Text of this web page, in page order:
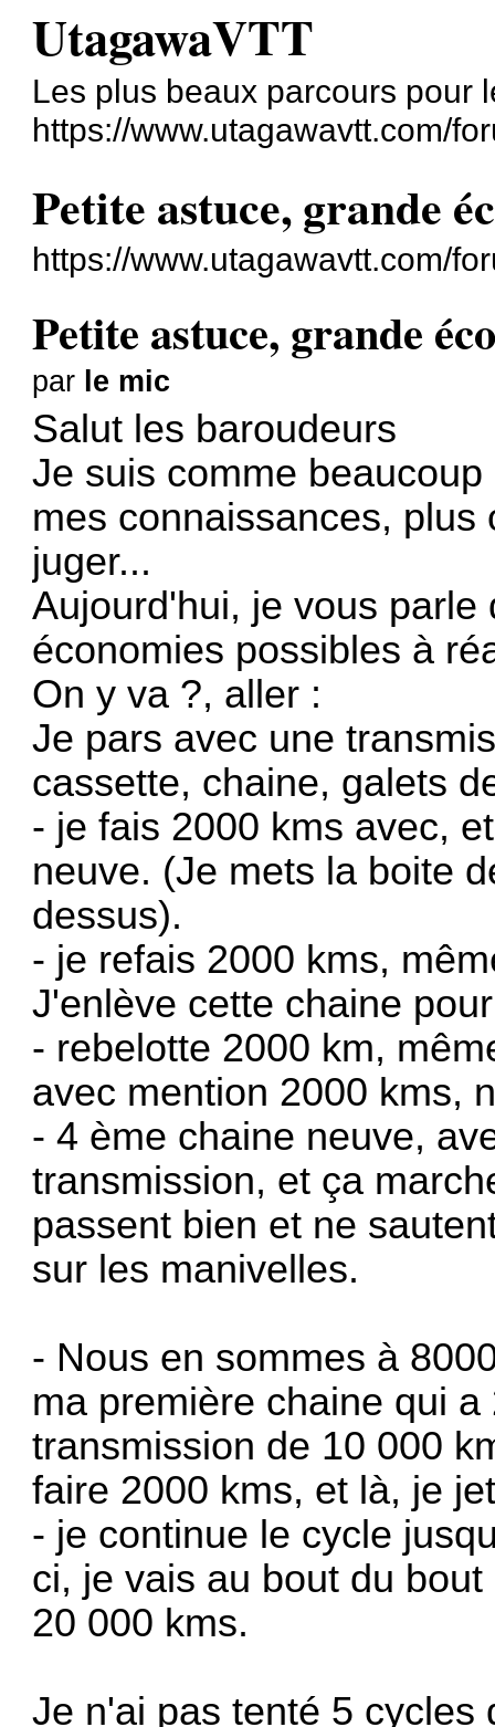
UtagawaVTT
Les plus beaux parcours pour
https://www.utagawavtt.com/
Petite astuce, grande
https://www.utagawavtt.com/
Petite astuce, grande
par le mic
Salut les baroudeurs
Je suis comme
mes connaissances,
juger...
Aujourd'hui, je vous
économies possibles à
On y va ?, aller :
Je pars avec une
cassette, chaine, galets
- je fais 2000 kms avec,
neuve. (Je mets la boite
dessus).
- je refais 2000 kms,
J'enlève cette chaine
- rebelotte 2000 km,
avec mention 2000 kms,
- 4 ème chaine neuve,
transmission, et ça
passent bien et ne
sur les manivelles.
- Nous en sommes à
ma première chaine qui
transmission de 10 000
faire 2000 kms, et là, je
- je continue le cycle
ci, je vais au bout du
20 000 kms.
Je n'ai pas tenté 5 cycles